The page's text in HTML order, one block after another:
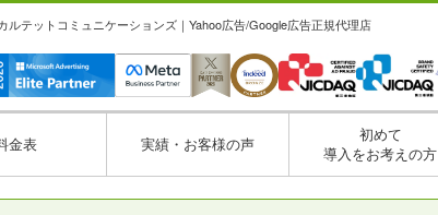
テットコミュニケーションズ｜Yahoo広告/Google広告正規代理店
金表 実績・お客様の声
初めて
導入をお考えの方